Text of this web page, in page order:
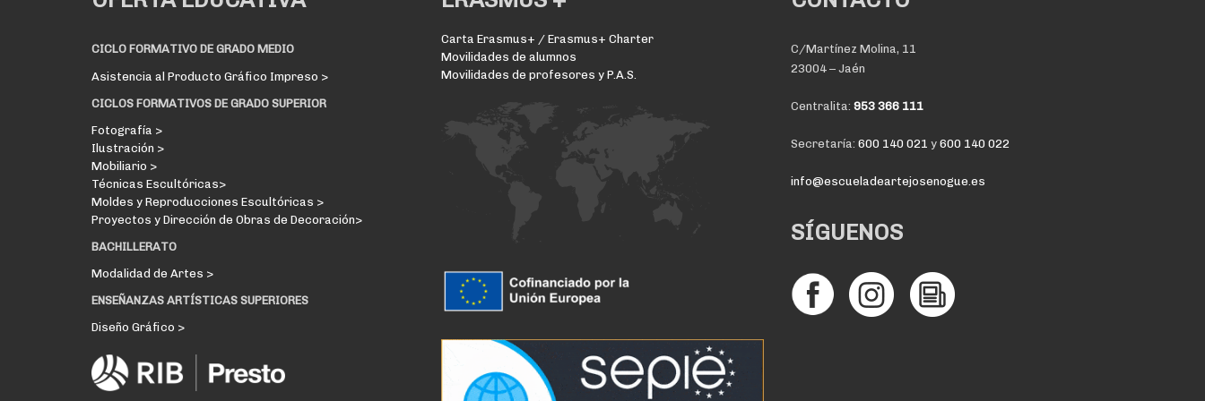
CICLO FORMATIVO DE GRADO MEDIO
Asistencia al Producto Gráfico Impreso >
CICLOS FORMATIVOS DE GRADO SUPERIOR
Fotografía >
Ilustración >
Mobiliario >
Técnicas Escultóricas>
Moldes y Reproducciones Escultóricas >
Proyectos y Dirección de Obras de Decoración>
BACHILLERATO
Modalidad de Artes >
ENSEÑANZAS ARTÍSTICAS SUPERIORES
Diseño Gráfico >
Carta Erasmus+ / Erasmus+ Charter
Movilidades de alumnos
Movilidades de profesores y P.A.S.
C/Martínez Molina, 11
23004 – Jaén
Centralita: 953 366 111
Secretaría: 600 140 021 y 600 140 022
info@escueladeartejosenogue.es
SÍGUENOS